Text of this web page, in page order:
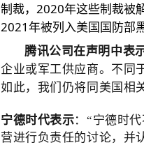
制裁，2020年这些制裁被
2021年被列入美国国防部
腾讯公司在声明中表
企业或军工供应商。不同
如此，我们仍将同美国相
宁德时代表示：“宁德时
营进行负责任的讨论，并